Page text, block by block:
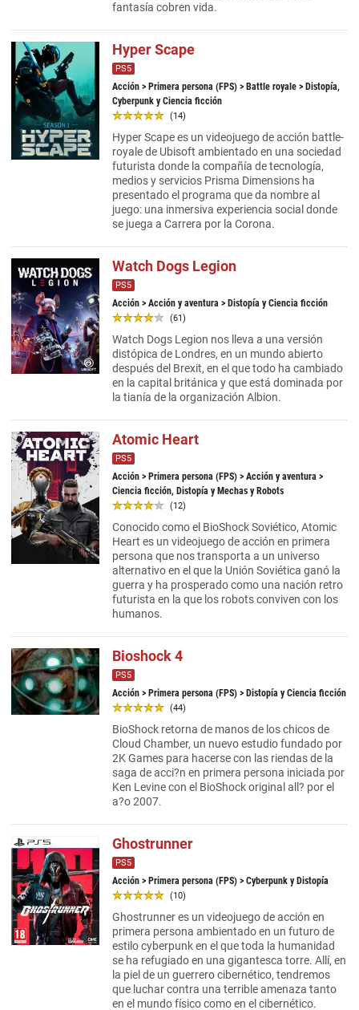
fantasía cobren vida.
Hyper Scape
PS5
Acción > Primera persona (FPS) > Battle royale > Distopía,
Cyberpunk y Ciencia ficción
(14)
Hyper Scape es un videojuego de acción battle-
royale de Ubisoft ambientado en una sociedad
futurista donde la compañía de tecnología,
medios y servicios Prisma Dimensions ha
presentado el programa que da nombre al
juego: una inmersiva experiencia social donde
se juega a Carrera por la Corona.
Watch Dogs Legion
PS5
Acción > Acción y aventura > Distopía y Ciencia ficción
(61)
Watch Dogs Legion nos lleva a una versión
distópica de Londres, en un mundo abierto
después del Brexit, en el que todo ha cambiado
en la capital británica y que está dominada por
la tianía de la organización Albion.
Atomic Heart
PS5
Acción > Primera persona (FPS) > Acción y aventura >
Ciencia ficción, Distopía y Mechas y Robots
(12)
Conocido como el BioShock Soviético, Atomic
Heart es un videojuego de acción en primera
persona que nos transporta a un universo
alternativo en el que la Unión Soviética ganó la
guerra y ha prosperado como una nación retro
futurista en la que los robots conviven con los
humanos.
Bioshock 4
PS5
Acción > Primera persona (FPS) > Distopía y Ciencia ficción
(44)
BioShock retorna de manos de los chicos de
Cloud Chamber, un nuevo estudio fundado por
2K Games para hacerse con las riendas de la
saga de acci?n en primera persona iniciada por
Ken Levine con el BioShock original all? por el
a?o 2007.
Ghostrunner
PS5
Acción > Primera persona (FPS) > Cyberpunk y Distopía
(10)
Ghostrunner es un videojuego de acción en
primera persona ambientado en un futuro de
estilo cyberpunk en el que toda la humanidad
se ha refugiado en una gigantesca torre. Allí, en
la piel de un guerrero cibernético, tendremos
que luchar contra una terrible amenaza tanto
en el mundo físico como en el cibernético.